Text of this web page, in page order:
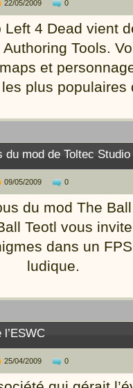
22/05/2009 0
Left 4 Dead vient
Tools.
et
plus populaires
du mod de Toltec Studio
09/05/2009 0
du mod The
Teotl vous
dans un
ludique.
25/04/2009 0